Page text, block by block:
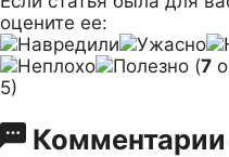
оцените ее:
(7
5)
Комментарии